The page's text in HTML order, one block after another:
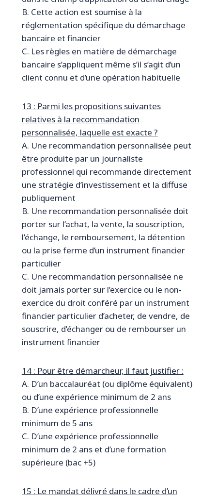
B. Cette action est soumise à la
réglementation spécifique du démarchage
bancaire et financier
C. Les règles en matière de démarchage
bancaire s’appliquent même s’il s’agit d’un
client connu et d’une opération habituelle
13 : Parmi les propositions suivantes
relatives à la recommandation
personnalisée, laquelle est exacte ?
A. Une recommandation personnalisée peut
être produite par un journaliste
professionnel qui recommande directement
une stratégie d’investissement et la diffuse
publiquement
B. Une recommandation personnalisée doit
porter sur l’achat, la vente, la souscription,
l’échange, le remboursement, la détention
ou la prise ferme d’un instrument financier
particulier
C. Une recommandation personnalisée ne
doit jamais porter sur l’exercice ou le non-
exercice du droit conféré par un instrument
financier particulier d’acheter, de vendre, de
souscrire, d’échanger ou de rembourser un
instrument financier
14 : Pour être démarcheur, il faut justifier :
A. D’un baccalauréat (ou diplôme équivalent)
ou d’une expérience minimum de 2 ans
B. D’une expérience professionnelle
minimum de 5 ans
C. D’une expérience professionnelle
minimum de 2 ans et d’une formation
supérieure (bac +5)
15 : Le mandat délivré dans le cadre d’un